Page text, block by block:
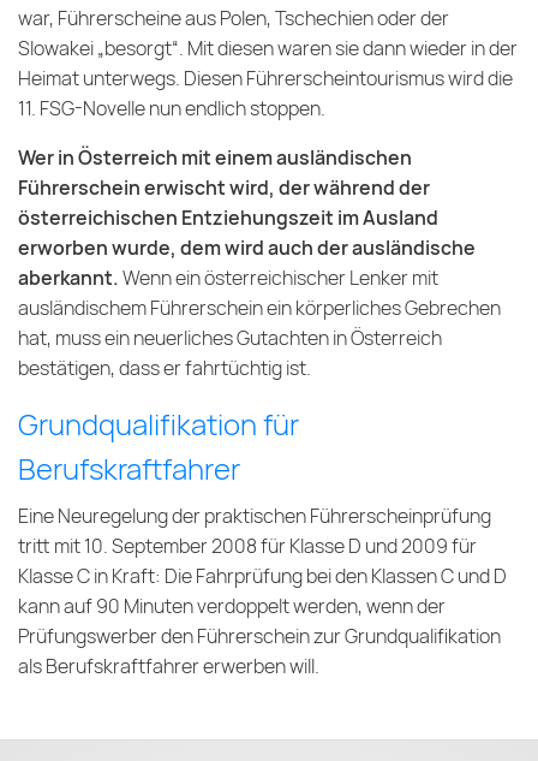
war, Führerscheine aus Polen, Tschechien oder der
Slowakei „besorgt“. Mit diesen waren sie dann wieder in der
Heimat unterwegs. Diesen Führerscheintourismus wird die
11. FSG-Novelle nun endlich stoppen.
Wer in Österreich mit einem ausländischen
Führerschein erwischt wird, der während der
österreichischen Entziehungszeit im Ausland
erworben wurde, dem wird auch der ausländische
aberkannt.Wenn ein österreichischer Lenker mit
ausländischem Führerschein ein körperliches Gebrechen
hat, muss ein neuerliches Gutachten in Österreich
bestätigen, dass er fahrtüchtig ist.
Grundqualifikation für
Berufskraftfahrer
Eine Neuregelung der praktischen Führerscheinprüfung
tritt mit 10. September 2008 für Klasse D und 2009 für
Klasse C in Kraft: Die Fahrprüfung bei den Klassen C und D
kann auf 90 Minuten verdoppelt werden, wenn der
Prüfungswerber den Führerschein zur Grundqualifikation
als Berufskraftfahrer erwerben will.